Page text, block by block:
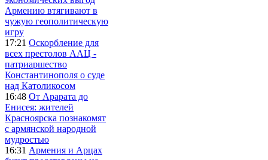
Армению втягивают в
чужую геополитическую
игру
17:21 Оскорбление для
всех престолов ААЦ -
патриаршество
Константинополя о суде
над Католикосом
16:48 От Арарата до
Енисея: жителей
Красноярска познакомят
с армянской народной
мудростью
16:31 Армения и Арцах